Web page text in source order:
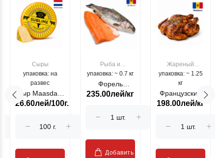
Сыры
упаковка: на
развес
Сыр Maasdam
Sublime Cow
26.60лей/100г.
Рыба и
морепродукты
упаковка: ~ 0.7 кг
Форель
лососевая
Moldovenesc"
235.00лей/кг
Добавить
Жареный
цыпленок
упаковка: ~ 1.25
кг
Французский
гриль, кг
198.00лей/кг